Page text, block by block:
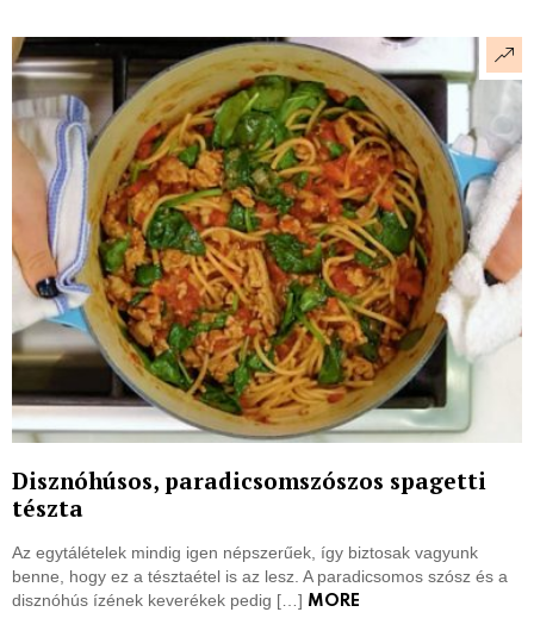
Disznóhúsos, paradicsomszószos spagetti
tészta
Az egytálételek mindig igen népszerűek, így biztosak vagyunk
benne, hogy ez a tésztaétel is az lesz. A paradicsomos szósz és a
disznóhús ízének keverékek pedig […] MORE